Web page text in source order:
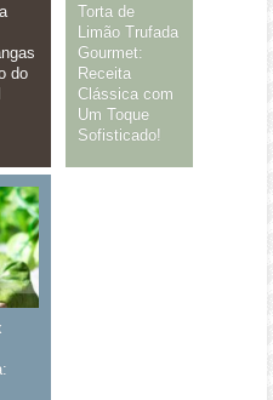
do
Torta de
Limão Trufada
Gourmet:
Receita
Clássica com
Um Toque
Sofisticado!